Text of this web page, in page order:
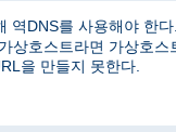
역DNS를 사용해야 한
상호스트라면 가상호
을 만들지 못한다.